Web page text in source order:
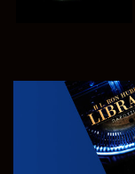
ΠΑΡΑΚΟΛΟΥΘΗΣΤΕ